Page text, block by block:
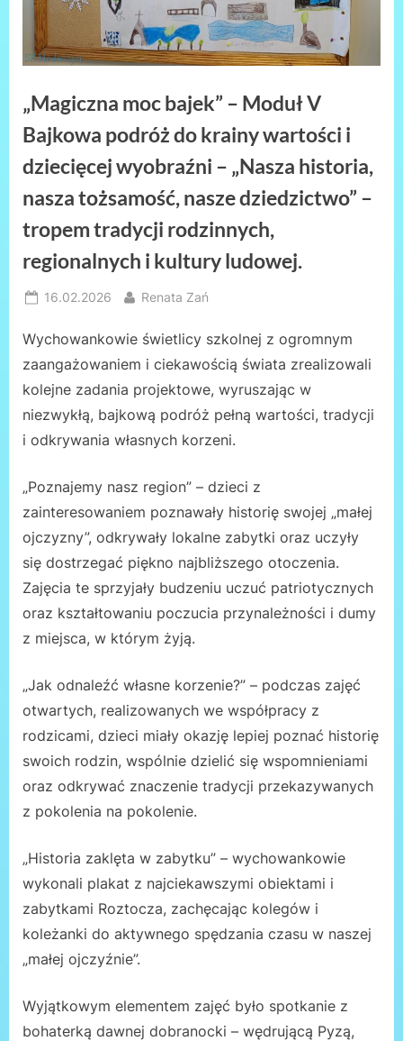
„Magiczna moc bajek” – Moduł V
Bajkowa podróż do krainy wartości i
dziecięcej wyobraźni – „Nasza historia,
nasza tożsamość, nasze dziedzictwo” –
tropem tradycji rodzinnych,
regionalnych i kultury ludowej.
Posted
16.02.2026 By
Renata Zań
Wychowankowie świetlicy szkolnej z ogromnym
zaangażowaniem i ciekawością świata zrealizowali
kolejne zadania projektowe, wyruszając w
niezwykłą, bajkową podróż pełną wartości, tradycji
i odkrywania własnych korzeni.
„Poznajemy nasz region” – dzieci z
zainteresowaniem poznawały historię swojej „małej
ojczyzny”, odkrywały lokalne zabytki oraz uczyły
się dostrzegać piękno najbliższego otoczenia.
Zajęcia te sprzyjały budzeniu uczuć patriotycznych
oraz kształtowaniu poczucia przynależności i dumy
z miejsca, w którym żyją.
„Jak odnaleźć własne korzenie?” – podczas zajęć
otwartych, realizowanych we współpracy z
rodzicami, dzieci miały okazję lepiej poznać historię
swoich rodzin, wspólnie dzielić się wspomnieniami
oraz odkrywać znaczenie tradycji przekazywanych
z pokolenia na pokolenie.
„Historia zaklęta w zabytku” – wychowankowie
wykonali plakat z najciekawszymi obiektami i
zabytkami Roztocza, zachęcając kolegów i
koleżanki do aktywnego spędzania czasu w naszej
„małej ojczyźnie”.
Wyjątkowym elementem zajęć było spotkanie z
bohaterką dawnej dobranocki – wędrującą Pyzą,